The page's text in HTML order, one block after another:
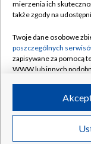
Naziemna
Rada
System NOS
Informacje o
Program dla
Ogłoszenie
©2026
mierzenia ich
także zgody na
Twoje dane osobowe
poszczególnych
zapisywane za pomocą
WWW lub innych
ruchu w Internecie.
Twoje dane osobowe
poszczególnych